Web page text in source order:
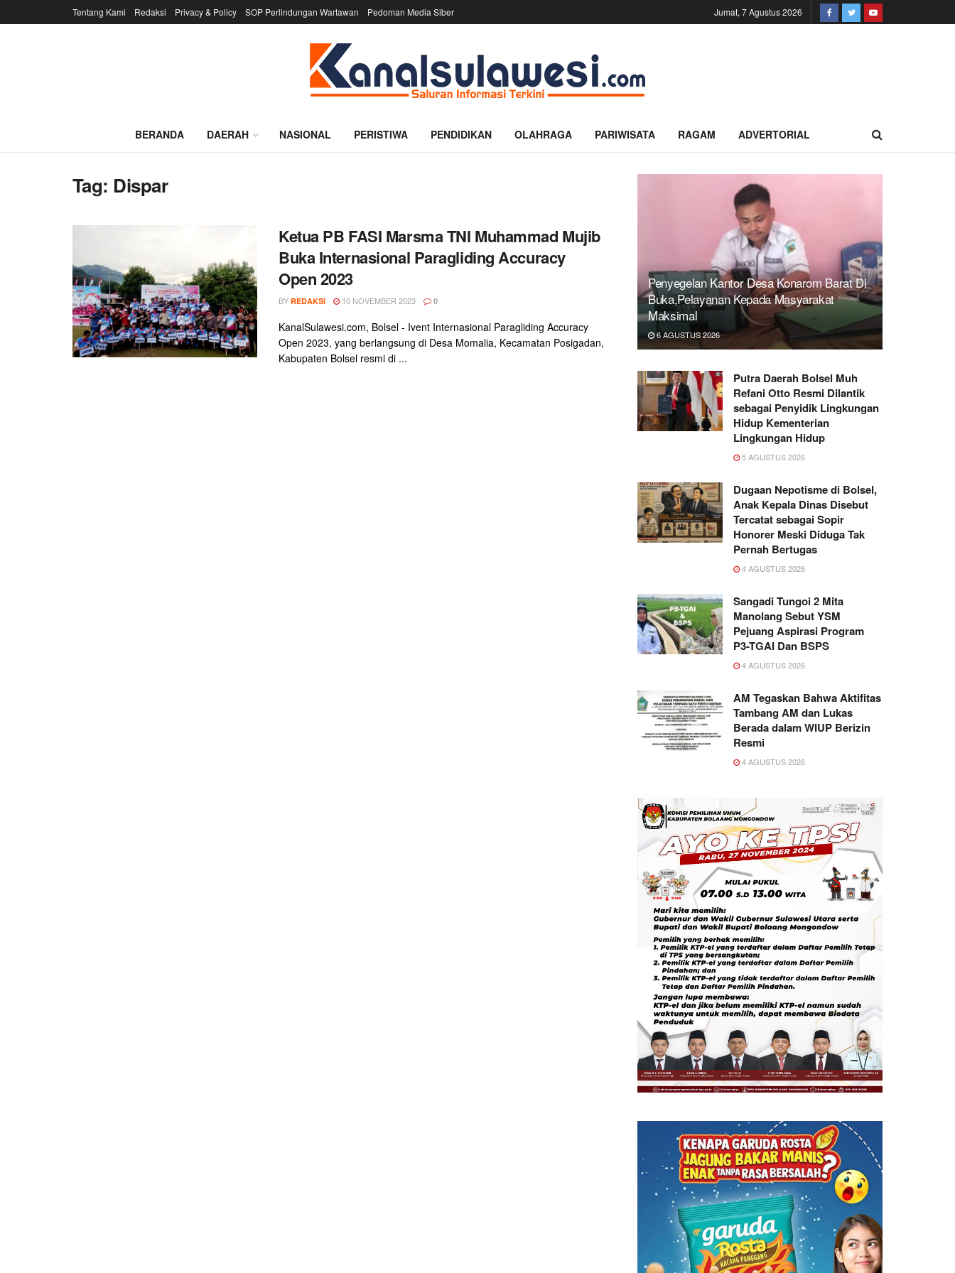
Tentang Kami Redaksi Privacy & Policy SOP Perlindungan Wartawan Pedoman Media Siber Jumat, 7 Agustus 2026
BERANDA DAERAH NASIONAL PERISTIWA PENDIDIKAN OLAHRAGA PARIWISATA RAGAM ADVERTORIAL
Tag: Dispar
Ketua PB FASI Marsma TNI Muhammad Mujib
Buka Internasional Paragliding Accuracy
Open 2023
BY REDAKSI 10 NOVEMBER 2023 0
KanalSulawesi.com, Bolsel - Ivent Internasional Paragliding Accuracy
Open 2023, yang berlangsung di Desa Momalia, Kecamatan Posigadan,
Kabupaten Bolsel resmi di ...
Penyegelan Kantor Desa Konarom Barat Di
Buka,Pelayanan Kepada Masyarakat
Maksimal
6 AGUSTUS 2026
Putra Daerah Bolsel Muh
Refani Otto Resmi Dilantik
sebagai Penyidik Lingkungan
Hidup Kementerian
Lingkungan Hidup
5 AGUSTUS 2026
Dugaan Nepotisme di Bolsel,
Anak Kepala Dinas Disebut
Tercatat sebagai Sopir
Honorer Meski Diduga Tak
Pernah Bertugas
4 AGUSTUS 2026
Sangadi Tungoi 2 Mita
Manolang Sebut YSM
Pejuang Aspirasi Program
P3-TGAI Dan BSPS
4 AGUSTUS 2026
AM Tegaskan Bahwa Aktifitas
Tambang AM dan Lukas
Berada dalam WIUP Berizin
Resmi
4 AGUSTUS 2026